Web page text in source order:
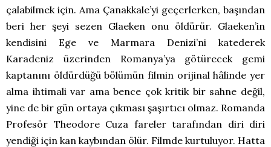
çalabilmek için. Ama Çanakkale’yi geçerlerken, başından
beri her şeyi sezen Glaeken onu öldürür. Glaeken’in
kendisini Ege ve Marmara Denizi’ni katederek
Karadeniz üzerinden Romanya’ya götürecek gemi
kaptanını öldürdüğü bölümün filmin orijinal hâlinde yer
alma ihtimali var ama bence çok kritik bir sahne değil,
yine de bir gün ortaya çıkması şaşırtıcı olmaz. Romanda
Profesör Theodore Cuza fareler tarafından diri diri
yendiği için kan kaybından ölür. Filmde kurtuluyor. Hatta